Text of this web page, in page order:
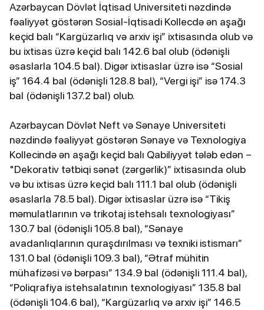
Azərbaycan Dövlət İqtisad Universiteti nəzdində
fəaliyyət göstərən Sosial-İqtisadi Kollecdə ən aşağı
keçid balı “Kargüzarlıq və arxiv işi” ixtisasında olub və
bu ixtisas üzrə keçid balı 142.6 bal olub (ödənişli
əsaslarla 104.5 bal). Digər ixtisaslar üzrə isə “Sosial
iş” 164.4 bal (ödənişli 128.8 bal), “Vergi işi” isə 174.3
bal (ödənişli 137.2 bal) olub.
Azərbaycan Dövlət Neft və Sənaye Universiteti
nəzdində fəaliyyət göstərən Sənaye və Texnologiya
Kollecində ən aşağı keçid balı Qabiliyyət tələb edən –
"Dekorativ tətbiqi sənət (zərgərlik)” ixtisasında olub
və bu ixtisas üzrə keçid balı 111.1 bal olub (ödənişli
əsaslarla 78.5 bal). Digər ixtisaslar üzrə isə “Tikiş
məmulatlarının və trikotaj istehsalı texnologiyası”
130.7 bal (ödənişli 105.8 bal), “Sənaye
avadanlıqlarının quraşdırılması və texniki istismarı”
131.0 bal (ödənişli 109.3 bal), “Ətraf mühitin
mühafizəsi və bərpası” 134.9 bal (ödənişli 111.4 bal),
“Poliqrafiya istehsalatının texnologiyası” 135.8 bal
(ödənişli 104.6 bal), “Kargüzarlıq və arxiv işi” 146.5